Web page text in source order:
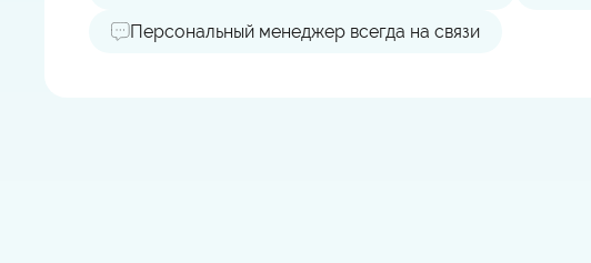
Персональный менеджер всегда на связи